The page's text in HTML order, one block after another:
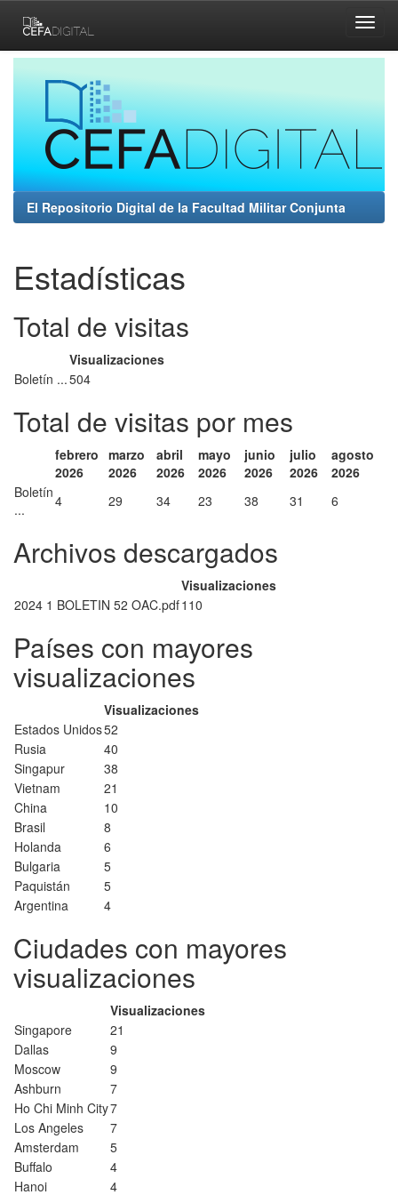
navigation
El Repositorio Digital de la Facultad Militar Conjunta
Estadísticas
Total de visitas
Visualizaciones
Boletín ...504
Total de visitas por mes
febrero
2026
marzo
2026
abril
2026
mayo
2026
junio
2026
julio
2026
agosto
2026
Boletín
...
4 29 34 23 38 31 6
Archivos descargados
Visualizaciones
2024 1 BOLETIN 52 OAC.pdf110
Países con mayores
visualizaciones
Visualizaciones
Estados Unidos52
Rusia
40
Singapur
38
Vietnam
21
China
10
Brasil
8
Holanda
6
Bulgaria
5
Paquistán
5
Argentina
4
Ciudades con mayores
visualizaciones
Visualizaciones
Singapore
21
Dallas
9
Moscow
9
Ashburn
7
Ho Chi Minh City7
Los Angeles
7
Amsterdam
5
Buffalo
4
Hanoi
4